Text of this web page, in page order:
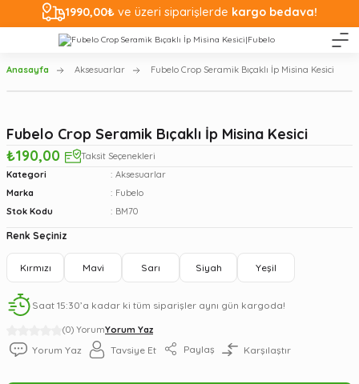
1990,00₺ ve üzeri siparişlerde kargo bedava!
Anasayfa Aksesuarlar Fubelo Crop Seramik Bıçaklı İp Misina Kesici
(0) YorumYorum Yaz
Fubelo Crop Seramik Bıçaklı İp Misina Kesici
₺190,00
Taksit Seçenekleri
Kategori
Aksesuarlar
Marka
Fubelo
Stok Kodu
BM70
Renk Seçiniz
Kırmızı Mavi Sarı Siyah Yeşil
Saat 15:30’a kadar ki tüm siparişler aynı gün kargoda!
Yorum Yaz Tavsiye Et Paylaş Karşılaştır